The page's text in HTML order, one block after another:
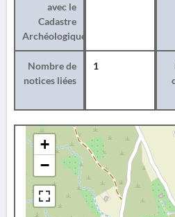
avec le
Cadastre
Archéologique
Nombre de
notices liées
1
+
−